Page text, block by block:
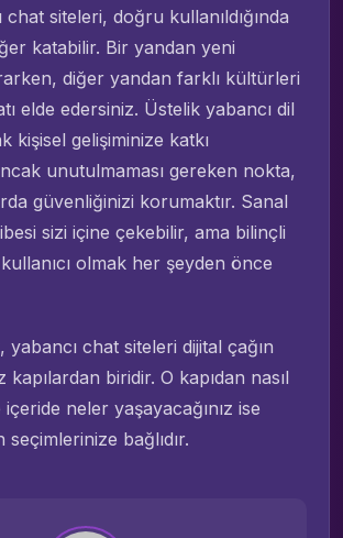
chat siteleri, doğru kullanıldığında
katabilir. Bir yandan yeni
diğer yandan farklı kültürleri
elde edersiniz. Üstelik yabancı dil
kişisel gelişiminize katkı
unutulmaması gereken nokta,
güvenliğinizi korumaktır. Sanal
sizi içine çekebilir, ama bilinçli
olmak her şeyden önce
chat siteleri dijital çağın
biridir. O kapıdan nasıl
neler yaşayacağınız ise
bağlıdır.